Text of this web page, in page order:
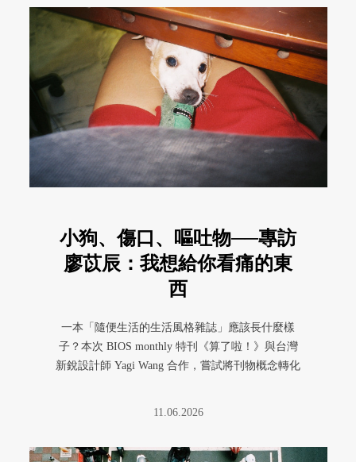
小狗、傷口、嘔吐物──專訪
廖苡辰：我想給你看痛的東
西
一本「隨便生活的生活風格雜誌」應該長什麼樣
子？本次 BIOS monthly 特刊《算了啦！》與台灣
新銳設計師 Yagi Wang 合作，嘗試將刊物概念轉化
11.06.2026